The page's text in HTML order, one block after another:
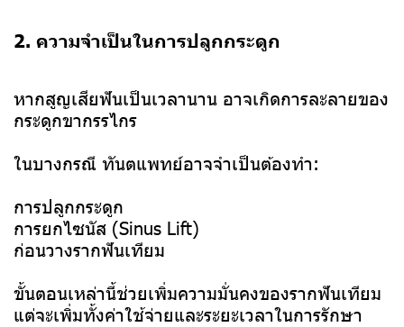
2. ความจำเป็นในการปลูกกระดูก
หากสูญเสียฟันเป็นเวลานาน อาจเกิดการละลายของ
กระดูกขากรรไกร
ในบางกรณี ทันตแพทย์อาจจำเป็นต้องทำ:
การปลูกกระดูก
การยกไซนัส (Sinus Lift)
ก่อนวางรากฟันเทียม
ขั้นตอนเหล่านี้ช่วยเพิ่มความมั่นคงของรากฟันเทียม
แต่จะเพิ่มทั้งค่าใช้จ่ายและระยะเวลาในการรักษา